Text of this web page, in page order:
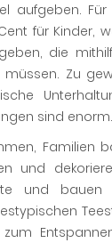
aufgeben. Für
für Kinder,
die
Zu
sind enorm.
Familien
und
und bauen